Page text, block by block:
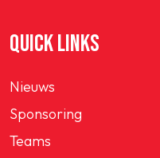
QUICK LINKS
Nieuws
Sponsoring
Teams